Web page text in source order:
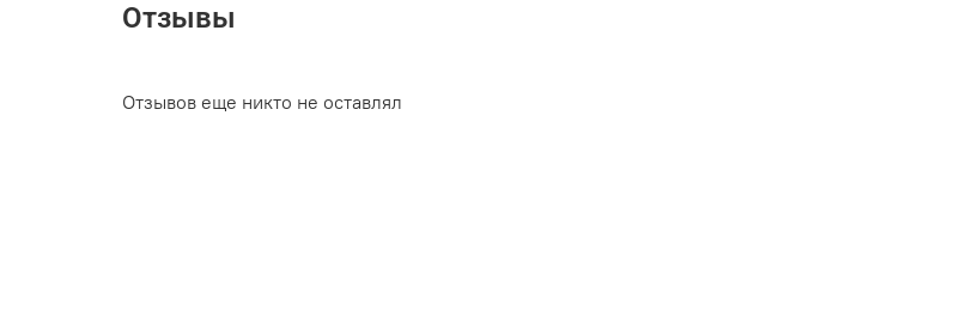
Отзывы
Отзывов еще никто не оставлял